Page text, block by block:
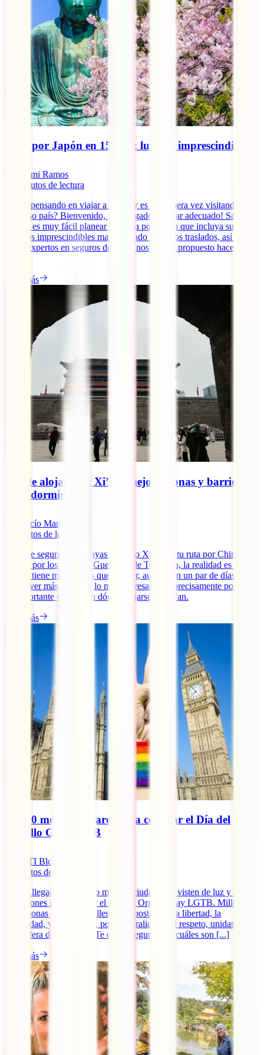
Ruta por Japón en 15 días: lugares imprescindibles
Domi Ramos
minutos de lectura
¿Estás pensando en viajar a Japón y es tu primera vez visitando este
fabuloso país? Bienvenido, ¡has llegado al lugar adecuado! Sabemos
que no es muy fácil planear una ruta por Japón que incluya sus
destinos imprescindibles maximizando todos los traslados, así que en
IATI, expertos en seguros de viaje, nos hemos propuesto hacer tu
Leer más
Dónde alojarse en Xi’an: mejores zonas y barrios
para dormir
Rocío Manzano
minutos de lectura
Aunque seguramente hayas incluido Xi’an en tu ruta por China
atraído por los famosos Guerreros de Terracota, la realidad es que la
ciudad tiene mucho más que ofrecer, aunque en un par de días se
puede ver más o menos lo más interesante. Y precisamente por eso,
es importante elegir bien dónde alojarse en Xi’an.
Leer más
Los 10 mejores lugares para celebrar el Día del
Orgullo Gay LGTB
IATI Blog
minutos de lectura
Con la llegada del verano muchas ciudades se visten de luz y buenas
vibraciones para celebrar el Día del Orgullo Gay LGTB. Millones
de personas toman las calles para apostar por la libertad, la
diversidad, y, sobre todo, por la pluralidad y el respeto, unidas bajo
la bandera del arcoíris. ¿Te estás preguntando cuáles son [...]
Leer más